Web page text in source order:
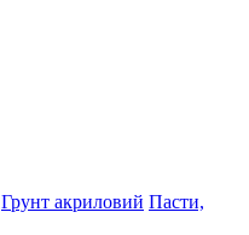
Грунт акриловий Пасти,